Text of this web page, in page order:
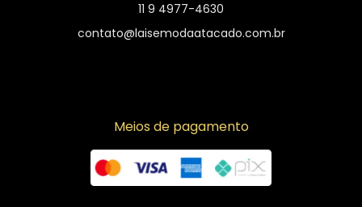
11 9 4977-4630
contato@laisemodaatacado.com.br
Meios de pagamento